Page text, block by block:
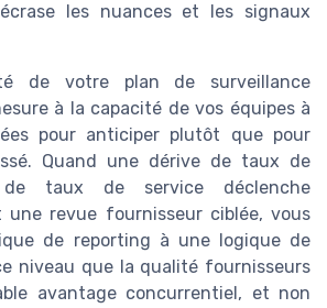
les nuances et les signaux
de votre plan de surveillance
à la capacité de vos équipes à
pour anticiper plutôt que pour
Quand une dérive de taux de
taux de service déclenche
une revue fournisseur ciblée, vous
de reporting à une logique de
niveau que la qualité fournisseurs
avantage concurrentiel, et non